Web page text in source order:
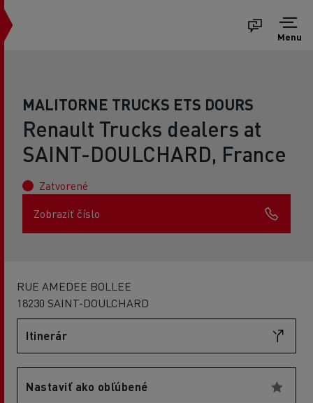
Menu
MALITORNE TRUCKS ETS DOURS
Renault Trucks dealers at
SAINT-DOULCHARD, France
Zatvorené
Zobraziť číslo
RUE AMEDEE BOLLEE
18230 SAINT-DOULCHARD
Itinerár
Nastaviť ako obľúbené